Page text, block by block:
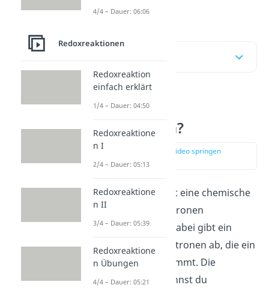
aufstellen kannst.
Was ist eine
Redoxreaktion?
zur Stelle im Video springen
(00:20)
EineRedoxreaktion
ist eine chemische
Reaktion, bei der Elektronen
übertragen werden. Dabei gibt ein
Reaktionspartner Elektronen ab, die ein
anderer Partner aufnimmt. Die
Elektronenabgabe nennst du
4/4 – Dauer: 06:06
Redoxreaktionen
Redoxreaktion
einfach erklärt
1/4 – Dauer: 04:50
Redoxreaktione
n I
2/4 – Dauer: 05:13
Redoxreaktione
n II
3/4 – Dauer: 05:39
Redoxreaktione
n Übungen
4/4 – Dauer: 05:21